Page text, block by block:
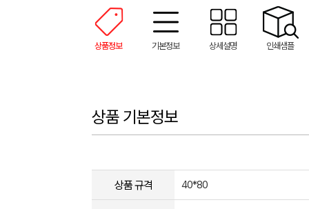
상품정보 기본정보 상세설명 인쇄샘플
상품 기본정보
상품 규격 40*80